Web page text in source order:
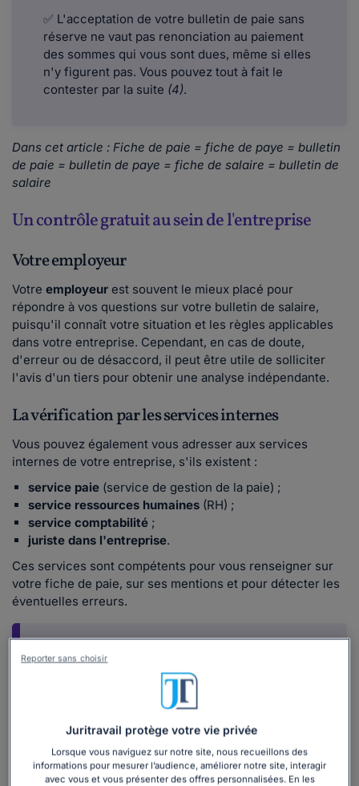
✅ L'acceptation de votre bulletin de paie sans
réserve ne vaut pas renonciation au paiement
des sommes qui vous sont dues, même si elles
n'y figurent pas. Vous pouvez tout à fait le
contester par la suite (4).
Dans cet article : Fiche de paie = fiche de paye = bulletin
de paie = bulletin de paye = fiche de salaire = bulletin de
salaire
Un contrôle gratuit au sein de l'entreprise
Votre employeur
Votre employeur est souvent le mieux placé pour
répondre à vos questions sur votre bulletin de salaire,
puisqu'il connaît votre situation et les règles applicables
dans votre entreprise. Cependant, en cas de doute,
d'erreur ou de désaccord, il peut être utile de solliciter
l'avis d'un tiers pour obtenir une analyse indépendante.
La vérification par les services internes
Vous pouvez également vous adresser aux services
internes de votre entreprise, s'ils existent :
service paie (service de gestion de la paie) ;
service ressources humaines (RH) ;
service comptabilité ;
juriste dans l'entreprise.
Ces services sont compétents pour vous renseigner sur
votre fiche de paie, sur ses mentions et pour détecter les
éventuelles erreurs.
Salaire de base et variable : comment
est-il calculé ?
Notre dossier vous aide à comprendre le
Juritravail protège votre vie privée
Lorsque vous naviguez sur notre site, nous recueillons des
informations pour mesurer l’audience, améliorer notre site, interagir
avec vous et vous présenter des offres personnalisées. En les
Reporter sans choisir